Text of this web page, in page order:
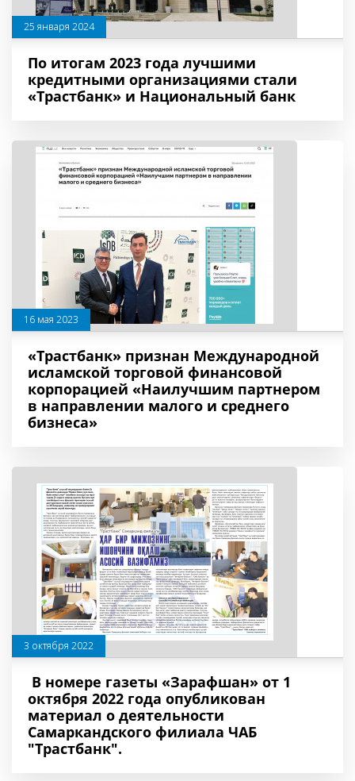
25 января 2024
По итогам 2023 года лучшими
кредитными организациями стали
«Трастбанк» и Национальный банк
16 мая 2023
«Трастбанк» признан Международной
исламской торговой финансовой
корпорацией «Наилучшим партнером
в направлении малого и среднего
бизнеса»
3 октября 2022
В номере газеты «Зарафшан» от 1
октября 2022 года опубликован
материал о деятельности
Самаркандского филиала ЧАБ
"Трастбанк".